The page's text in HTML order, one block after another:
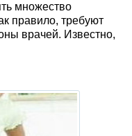
множество
правило, требуют
врачей. Известно,